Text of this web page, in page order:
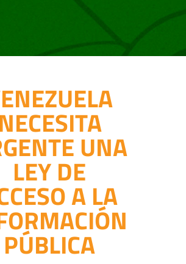
NECESITA
UNA
LEY DE
A LA
PÚBLICA